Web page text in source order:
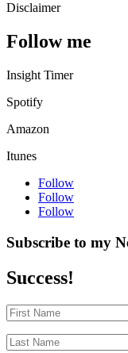
Disclaimer
Follow me
Insight Timer
Spotify
Amazon
Itunes
Follow
Follow
Follow
Subscribe to my
Success!